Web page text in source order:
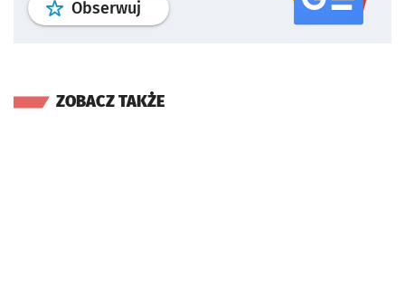
Obserwuj profil serwisu
ZOBACZ TAKŻE